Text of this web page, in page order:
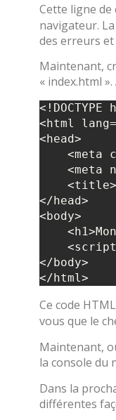
Cette ligne
navigateur.
des erreurs
Maintenant,
« index.html
<!DOCTYPE
<html
<head>
</head>
<body>
</body>
Ce code
vous que le
Maintenant,
la console du
Dans la
différentes